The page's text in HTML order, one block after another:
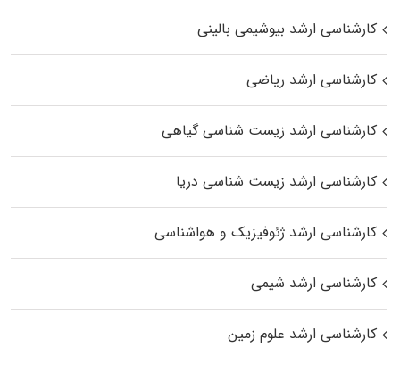
کارشناسی ارشد بیوشیمی بالینی
کارشناسی ارشد ریاضی
کارشناسی ارشد زیست‌ شناسی گیاهی
کارشناسی ارشد زیست‌ شناسی دریا
کارشناسی ارشد ژئوفیزیک و هواشناسی
کارشناسی ارشد شیمی
کارشناسی ارشد علوم زمین